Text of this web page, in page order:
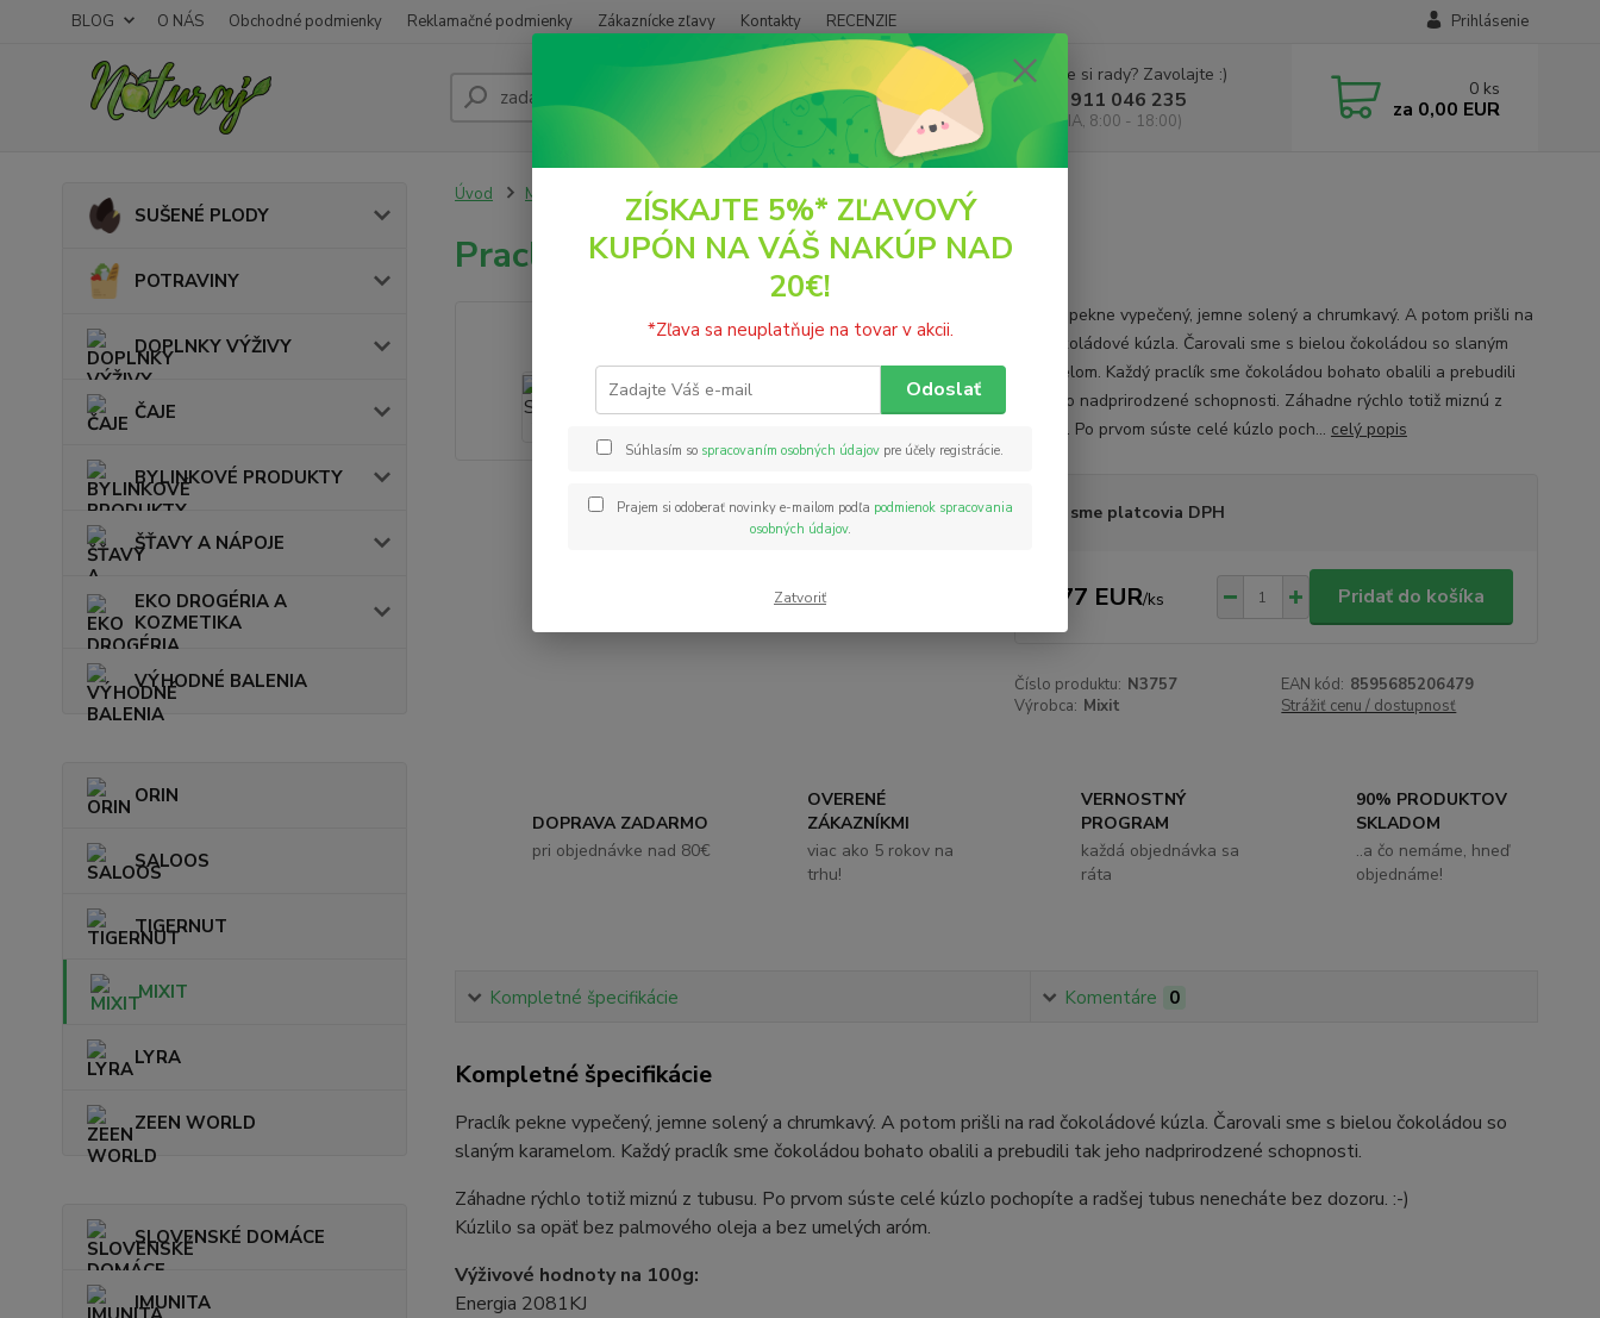
BLOG O NÁS Obchodné podmienky Reklamačné podmienky Zákaznícke zľavy Kontakty RECENZIE Prihlásenie
Hľadať
Neviete si rady? Zavolajte :)
+421 911 046 235
(PO - PIA, 8:00 - 18:00)
0 ks
za 0,00 EUR
SUŠENÉ PLODY
POTRAVINY
DOPLNKY VÝŽIVY
ČAJE
BYLINKOVÉ PRODUKTY
ŠŤAVY A NÁPOJE
EKO DROGÉRIA A
KOZMETIKA
VÝHODNÉ BALENIA
ORIN
SALOOS
TIGERNUT
MIXIT
LYRA
ZEEN WORLD
SLOVENSKÉ DOMÁCE
IMUNITA
Úvod MIXIT Praclíky - Slaný karamel 250g MIXIT
Praclíky - Slaný karamel 250g MIXIT
Praclík pekne vypečený, jemne solený a chrumkavý. A potom prišli na
rad čokoládové kúzla. Čarovali sme s bielou čokoládou so slaným
karamelom. Každý praclík sme čokoládou bohato obalili a prebudili
tak jeho nadprirodzené schopnosti. Záhadne rýchlo totiž miznú z
tubusu. Po prvom súste celé kúzlo poch... celý popis
Nie sme platcovia DPH
8,77 EUR/ks Pridať do košíka
Číslo produktu: N3757 EAN kód: 8595685206479
Výrobca: Mixit Strážiť cenu / dostupnosť
DOPRAVA ZADARMO
pri objednávke nad 80€
OVERENÉ
ZÁKAZNÍKMI
viac ako 5 rokov na
trhu!
VERNOSTNÝ
PROGRAM
každá objednávka sa
ráta
90% PRODUKTOV
SKLADOM
..a čo nemáme, hneď
objednáme!
Kompletné špecifikácie Komentáre 0
Kompletné špecifikácie
Praclík pekne vypečený, jemne solený a chrumkavý. A potom prišli na rad čokoládové kúzla. Čarovali sme s bielou čokoládou so
slaným karamelom. Každý praclík sme čokoládou bohato obalili a prebudili tak jeho nadprirodzené schopnosti.
Záhadne rýchlo totiž miznú z tubusu. Po prvom súste celé kúzlo pochopíte a radšej tubus nenecháte bez dozoru. :-)
Kúzlilo sa opäť bez palmového oleja a bez umelých aróm.
Výživové hodnoty na 100g:
Energia 2081KJ
ZÍSKAJTE 5%* ZĽAVOVÝ
KUPÓN NA VÁŠ NAKÚP NAD
20€!
*Zľava sa neuplatňuje na tovar v akcii.
Odoslať
Súhlasím so spracovaním osobných údajov pre účely registrácie.
Prajem si odoberať novinky e-mailom podľa podmienok spracovania
osobných údajov.
Zatvoriť